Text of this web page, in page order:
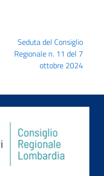
Seduta del Consiglio
Regionale n. 11 del 7
ottobre 2024